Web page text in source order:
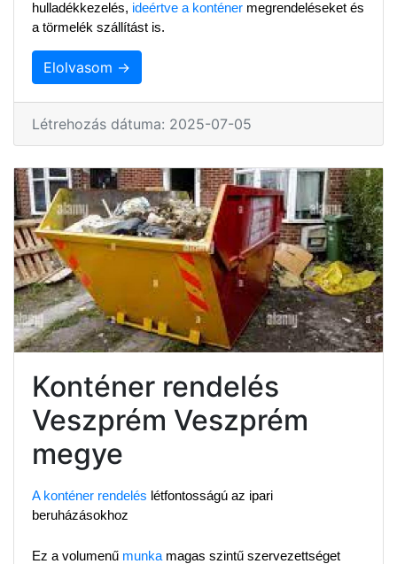
hulladékkezelés, ideértve a konténer megrendeléseket és
a törmelék szállítást is.
Elolvasom →
Létrehozás dátuma: 2025-07-05
Konténer rendelés
Veszprém Veszprém
megye
A konténer rendelés létfontosságú az ipari
beruházásokhoz
Ez a volumenű munka magas szintű szervezettséget